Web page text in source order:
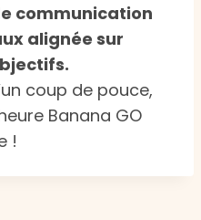
communication
alignée sur
coup de pouce,
Banana GO
!